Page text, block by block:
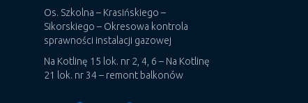
Os. Szkolna – Krasińskiego –
Sikorskiego – Okresowa kontrola
sprawności instalacji gazowej
Na Kotlinę 15 lok. nr 2, 4, 6 – Na Kotlinę
21 lok. nr 34 – remont balkonów